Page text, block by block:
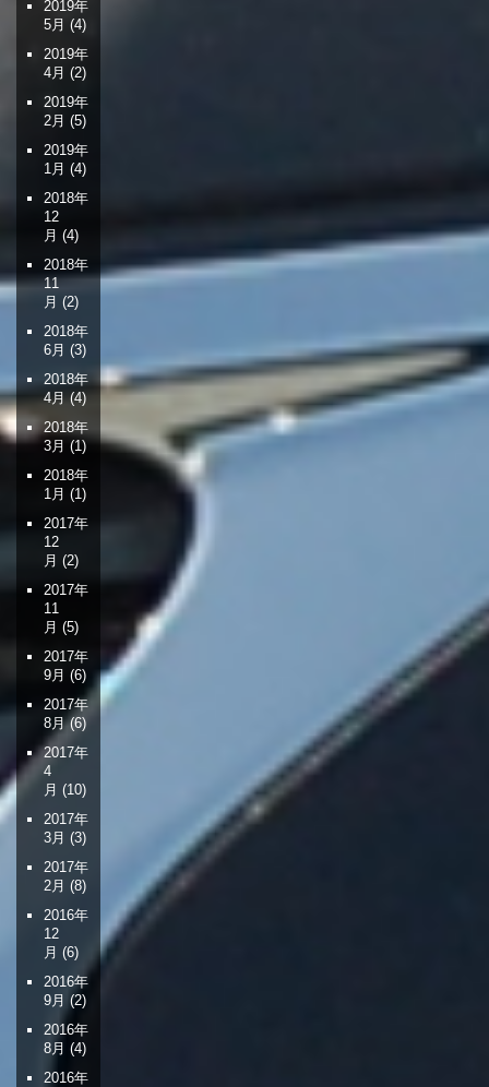
2019年
5月 (4)
2019年
4月 (2)
2019年
2月 (5)
2019年
1月 (4)
2018年
12
月 (4)
2018年
11
月 (2)
2018年
6月 (3)
2018年
4月 (4)
2018年
3月 (1)
2018年
1月 (1)
2017年
12
月 (2)
2017年
11
月 (5)
2017年
9月 (6)
2017年
8月(6)
2017年
4
月 (10)
2017年
3月 (3)
2017年
2月 (8)
2016年
12
月 (6)
2016年
9月 (2)
2016年
8月 (4)
2016年